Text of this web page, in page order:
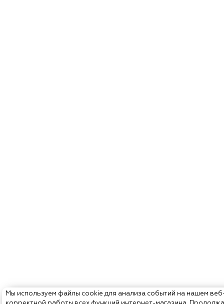
Мы используем файлы cookie для анализа событий на нашем